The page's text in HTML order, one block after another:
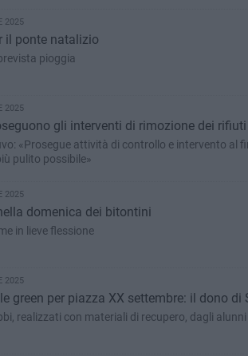
2025
il ponte natalizio
pioggia
2025
gli interventi di rimozione dei
«Prosegue attività di controllo e intervento al
pulito possibile»
2025
domenica dei bitontini
in lieve flessione
2025
green per piazza XX settembre: il dono di
realizzati con materiali di recupero, dagli